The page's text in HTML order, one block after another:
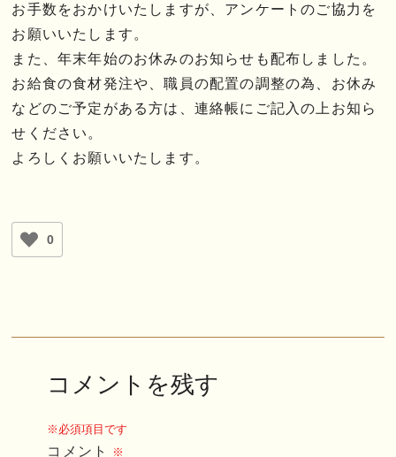
お手数をおかけいたしますが、アンケートのご協力を
お願いいたします。
また、年末年始のお休みのお知らせも配布しました。
お給食の食材発注や、職員の配置の調整の為、お休み
などのご予定がある方は、連絡帳にご記入の上お知ら
せください。
よろしくお願いいたします。
0
コメントを残す
※必須項目です
コメント ※